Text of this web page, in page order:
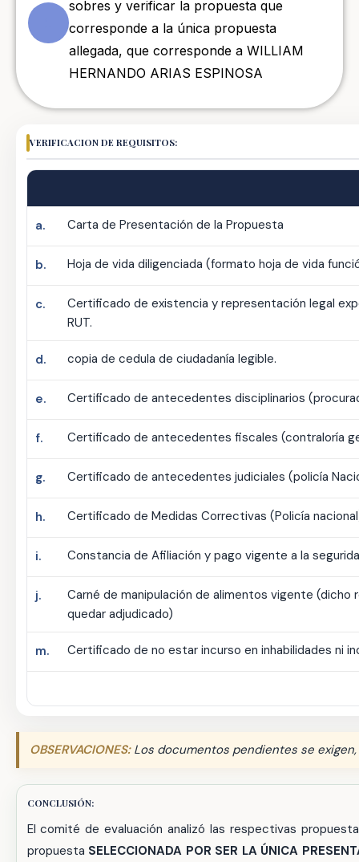
sobres y verificar la propuesta que
corresponde a la única propuesta
allegada, que corresponde a WILLIAM
HERNANDO ARIAS ESPINOSA
VERIFICACION DE REQUISITOS:
a. Carta de Presentación de la Propuesta
b. Hoja de vida diligenciada (formato hoja de vida
c.
Certificado de existencia y representación legal
RUT.
d. copia de cedula de ciudadanía legible.
e. Certificado de antecedentes disciplinarios
f. Certificado de antecedentes fiscales (contraloría
g. Certificado de antecedentes judiciales (policía
h. Certificado de Medidas Correctivas (Policía
i. Constancia de Afiliación y pago vigente a la
j.
Carné de manipulación de alimentos vigente
quedar adjudicado)
m. Certificado de no estar incurso en inhabilidades ni
OBSERVACIONES: Los documentos pendientes se
CONCLUSIÓN:
El comité de evaluación analizó las respectivas
propuesta SELECCIONADA POR SER LA ÚNICA